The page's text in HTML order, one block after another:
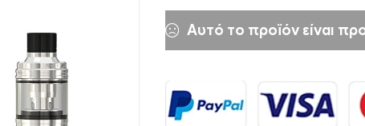
Αυτό το προϊόν είναι